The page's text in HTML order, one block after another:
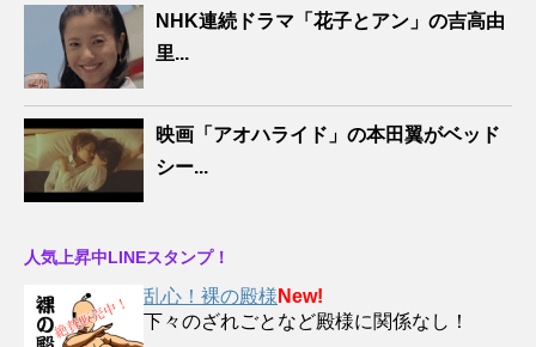
NHK連続ドラマ「花子とアン」の吉高由
里...
映画「アオハライド」の本田翼がベッド
シー...
人気上昇中LINEスタンプ！
乱心！裸の殿様 New!
下々のざれごとなど殿様に関係なし！